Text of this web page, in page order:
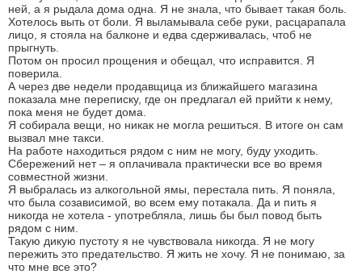
ней, а я рыдала дома одна. Я не знала, что бывает такая боль.
Хотелось выть от боли. Я выламывала себе руки, расцарапала
лицо, я стояла на балконе и едва сдерживалась, чтоб не
прыгнуть.
Потом он просил прощения и обещал, что исправится. Я
поверила.
А через две недели продавщица из ближайшего магазина
показала мне переписку, где он предлагал ей прийти к нему,
пока меня не будет дома.
Я собирала вещи, но никак не могла решиться. В итоге он сам
вызвал мне такси.
На работе находиться рядом с ним не могу, буду уходить.
Сбережений нет – я оплачивала практически все во время
совместной жизни.
Я выбралась из алкогольной ямы, перестала пить. Я поняла,
что была созависимой, во всем ему потакала. Да и пить я
никогда не хотела - употребляла, лишь бы был повод быть
рядом с ним.
Такую дикую пустоту я не чувствовала никогда. Я не могу
пережить это предательство. Я жить не хочу. Я не понимаю, за
что мне все это?